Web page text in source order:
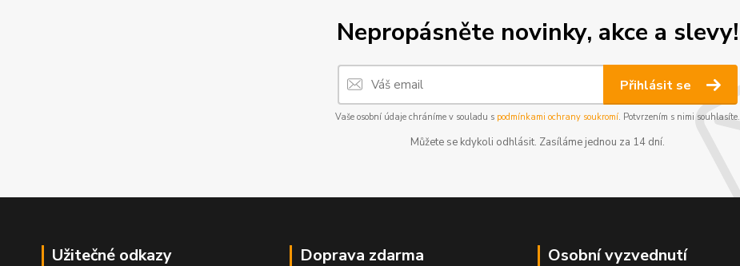
Nepropásněte novinky, akce a slevy!
Přihlásit se
Vaše osobní údaje chráníme v souladu s podmínkami ochrany soukromí. Potvrzením s nimi souhlasíte.
Můžete se kdykoli odhlásit. Zasíláme jednou za 14 dní.
Užitečné odkazy Doprava zdarma Osobní vyzvednutí